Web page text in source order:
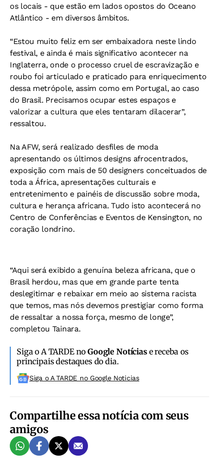
os locais - que estão em lados opostos do Oceano
Atlântico - em diversos âmbitos.
“Estou muito feliz em ser embaixadora neste lindo
festival, e ainda é mais significativo acontecer na
Inglaterra, onde o processo cruel de escravização e
roubo foi articulado e praticado para enriquecimento
dessa metrópole, assim como em Portugal, ao caso
do Brasil. Precisamos ocupar estes espaços e
valorizar a cultura que eles tentaram dilacerar”,
ressaltou.
Na AFW, será realizado desfiles de moda
apresentando os últimos designs afrocentrados,
exposição com mais de 50 designers conceituados de
toda a África, apresentações culturais e
entretenimento e painéis de discussão sobre moda,
cultura e herança africana. Tudo isto acontecerá no
Centro de Conferências e Eventos de Kensington, no
coração londrino.
“Aqui será exibido a genuína beleza africana, que o
Brasil herdou, mas que em grande parte tenta
deslegitimar e rebaixar em meio ao sistema racista
que temos, mas nós devemos prestigiar como forma
de ressaltar a nossa força, mesmo de longe”,
completou Tainara.
Siga o A TARDE noGoogle Notíciase receba os
principais destaques do dia.
Siga o A TARDE no Google Noticias
Compartilhe essa notícia com seus
amigos